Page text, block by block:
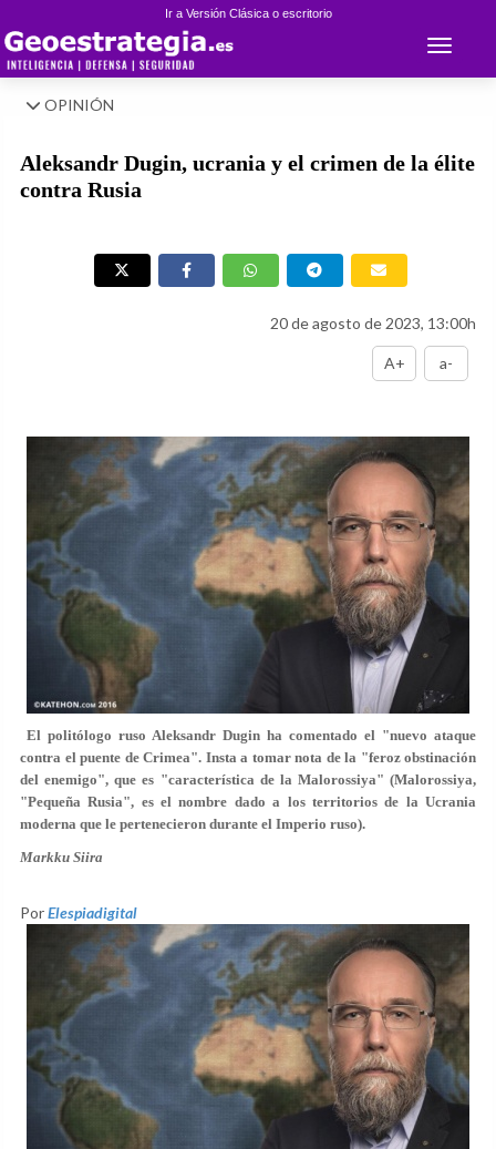
Ir a Versión Clásica o escritorio
Toggle
OPINIÓN
Aleksandr Dugin, ucrania y el crimen de la élite
contra Rusia
20 de agosto de 2023, 13:00h
A+ a-
El politólogo ruso Aleksandr Dugin ha comentado el "nuevo ataque
contra el puente de Crimea". Insta a tomar nota de la "feroz obstinación
del enemigo", que es "característica de la Malorossiya" (Malorossiya,
"Pequeña Rusia", es el nombre dado a los territorios de la Ucrania
moderna que le pertenecieron durante el Imperio ruso).
Markku Siira
PorElespiadigital